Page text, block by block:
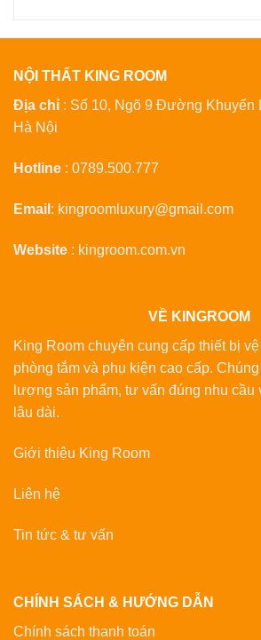
NỘI THẤT KING ROOM
Địa chỉ : Số 10, Ngõ 9 Đường Khuyến
Hà Nội
Hotline : 0789.500.777
Email : kingroomluxury@gmail.com
Website : kingroom.com.vn
VỀ KINGROOM
King Room chuyên cung cấp thiết bị
phòng tắm và phụ kiện cao cấp.
lượng sản phẩm, tư vấn đúng nhu cầu
lâu dài.
Giới thiệu King Room
Liên hệ
Tin tức & tư vấn
CHÍNH SÁCH & HƯỚNG DẪN
Chính sách thanh toán